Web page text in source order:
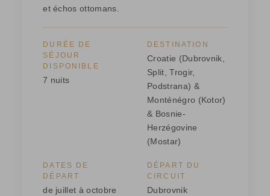
et échos ottomans.
DURÉE DE
SÉJOUR
DISPONIBLE
7 nuits
DESTINATION
Croatie (Dubrovnik,
Split, Trogir,
Podstrana) &
Monténégro (Kotor)
& Bosnie-
Herzégovine
(Mostar)
DATES DE
DÉPART
de juillet à octobre
DÉPART DU
CIRCUIT
Dubrovnik